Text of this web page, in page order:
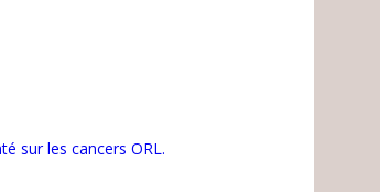
sur les cancers ORL.